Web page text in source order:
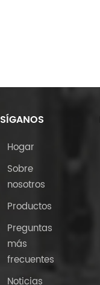
SÍGANOS
Hogar
Sobre
nosotros
Productos
Preguntas
más
frecuentes
Noticias